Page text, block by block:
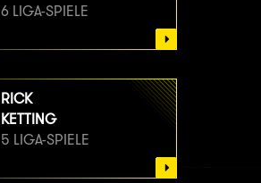
6 LIGA-SPIELE
RICK
KETTING
5 LIGA-SPIELE